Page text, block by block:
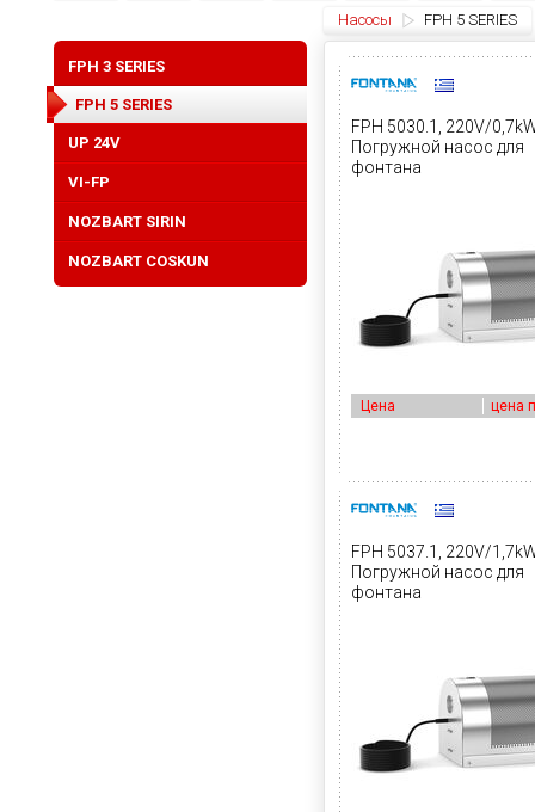
Насосы FPH 5 SERIES
FPH 5030.1, 220V/
Погружной насос для
фонтана
Цена цена
FPH 5037.1, 220V/
Погружной насос для
фонтана
FPH 3 SERIES
FPH 5 SERIES
UP 24V
VI-FP
NOZBART SIRIN
NOZBART COSKUN